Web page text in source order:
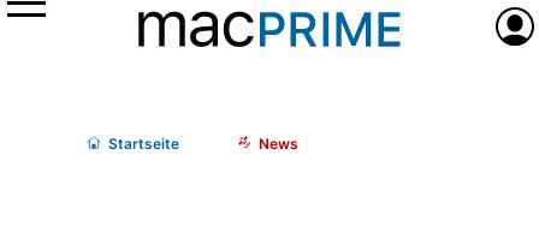
Menü
Startseite News